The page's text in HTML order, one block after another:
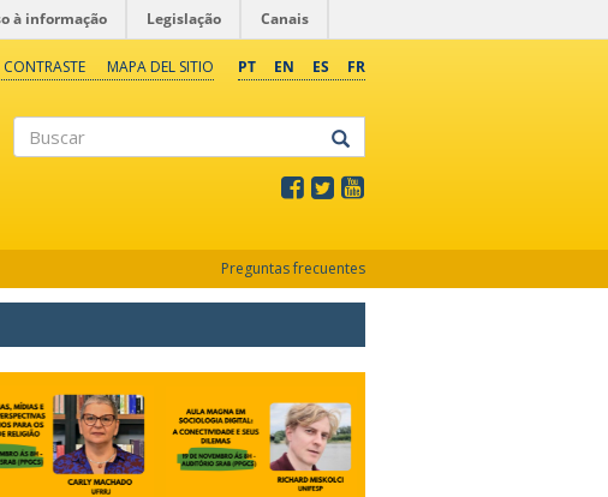
à informação Legislação Canais
PT EN ES FR
MAPA DEL SITIO
Preguntas frecuentes